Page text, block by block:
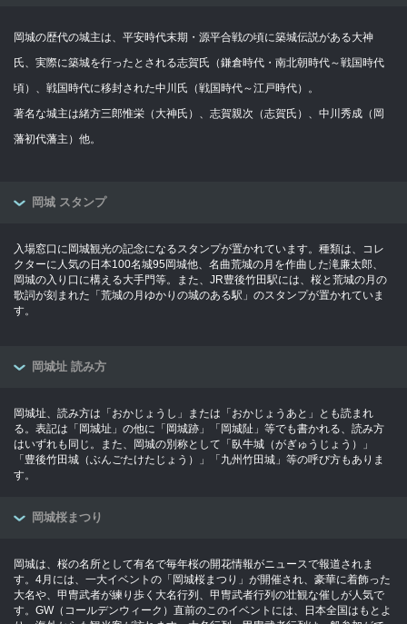
岡城の歴代の城主は、平安時代末期・源平合戦の頃に築城伝説がある大神
氏、実際に築城を行ったとされる志賀氏（鎌倉時代・南北朝時代～戦国時代
頃）、戦国時代に移封された中川氏（戦国時代～江戸時代）。
著名な城主は緒方三郎惟栄（大神氏）、志賀親次（志賀氏）、中川秀成（岡
藩初代藩主）他。
岡城 スタンプ
入場窓口に岡城観光の記念になるスタンプが置かれています。種類は、コレ
クターに人気の日本100名城95岡城他、名曲荒城の月を作曲した滝廉太郎、
岡城の入り口に構える大手門等。また、JR豊後竹田駅には、桜と荒城の月の
歌詞が刻まれた「荒城の月ゆかりの城のある駅」のスタンプが置かれていま
す。
岡城址 読み方
岡城址、読み方は「おかじょうし」または「おかじょうあと」とも読まれ
る。表記は「岡城址」の他に「岡城跡」「岡城阯」等でも書かれる、読み方
はいずれも同じ。また、岡城の別称として「臥牛城（がぎゅうじょう）」
「豊後竹田城（ぶんごたけたじょう）」「九州竹田城」等の呼び方もありま
す。
岡城桜まつり
岡城は、桜の名所として有名で毎年桜の開花情報がニュースで報道されま
す。4月には、一大イベントの「岡城桜まつり」が開催され、豪華に着飾った
大名や、甲冑武者が練り歩く大名行列、甲冑武者行列の壮観な催しが人気で
す。GW（コールデンウィーク）直前のこのイベントには、日本全国はもとよ